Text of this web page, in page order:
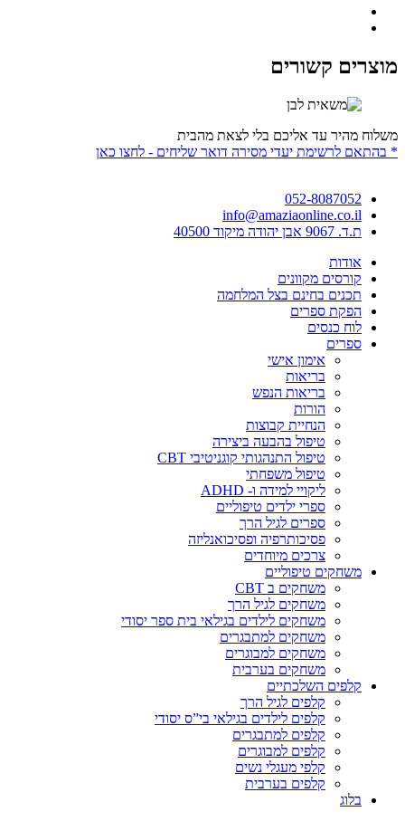
מוצרים קשורים
משלוח מהיר עד אליכם בלי לצאת מהבית
* בהתאם לרשימת יעדי מסירה דואר שליחים - לחצו כאן
052-8087052
info@amaziaonline.co.il
ת.ד. 9067 אבן יהודה מיקוד 40500
אודות
קורסים מקוונים
תכנים בחינם בצל המלחמה
הפקת ספרים
לוח כנסים
ספרים
אימון אישי
בריאות
בריאות הנפש
הורות
הנחיית קבוצות
טיפול בהבעה ביצירה
טיפול התנהגותי קוגניטיבי CBT
טיפול משפחתי
ליקויי למידה ו- ADHD
ספרי ילדים טיפוליים
ספרים לגיל הרך
פסיכותרפיה ופסיכואנליזה
צרכים מיוחדים
משחקים טיפוליים
משחקים ב CBT
משחקים לגיל הרך
משחקים לילדים בגילאי בית ספר יסודי
משחקים למתבגרים
משחקים למבוגרים
משחקים בערבית
קלפים השלכתיים
קלפים לגיל הרך
קלפים לילדים בגילאי בי”ס יסודי
קלפים למתבגרים
קלפים למבוגרים
קלפי מעגלי נשים
קלפים בערבית
בלוג